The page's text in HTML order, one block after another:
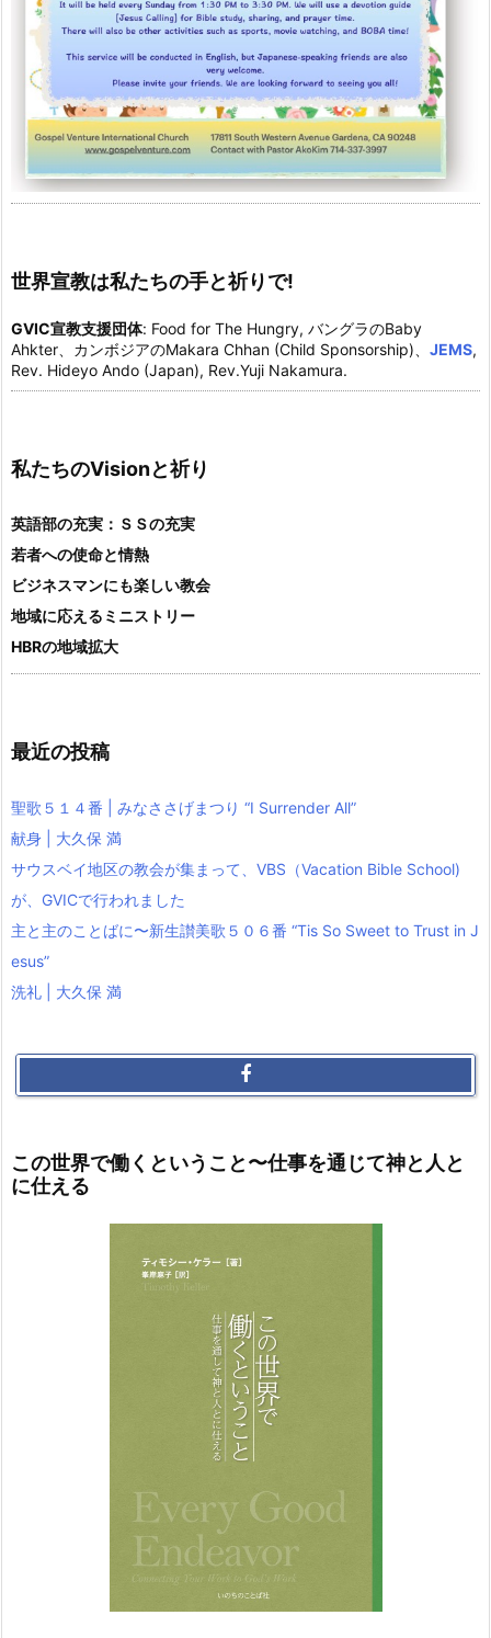
世界宣教は私たちの手と祈りで!
GVIC宣教支援団体: Food for The Hungry, バングラのBaby
Ahkter、カンボジアのMakara Chhan (Child Sponsorship)、 JEMS,
Rev. Hideyo Ando (Japan), Rev.Yuji Nakamura.
私たちのVisionと祈り
英語部の充実：ＳＳの充実
若者への使命と情熱
ビジネスマンにも楽しい教会
地域に応えるミニストリー
HBRの地域拡大
最近の投稿
聖歌５１４番 | みなささげまつり “I Surrender All”
献身 | 大久保 満
サウスベイ地区の教会が集まって、VBS（Vacation Bible School)
が、GVICで行われました
主と主のことばに〜新生讃美歌５０６番 “Tis So Sweet to Trust in J
esus”
洗礼 | 大久保 満
この世界で働くということ〜仕事を通じて神と人と
に仕える